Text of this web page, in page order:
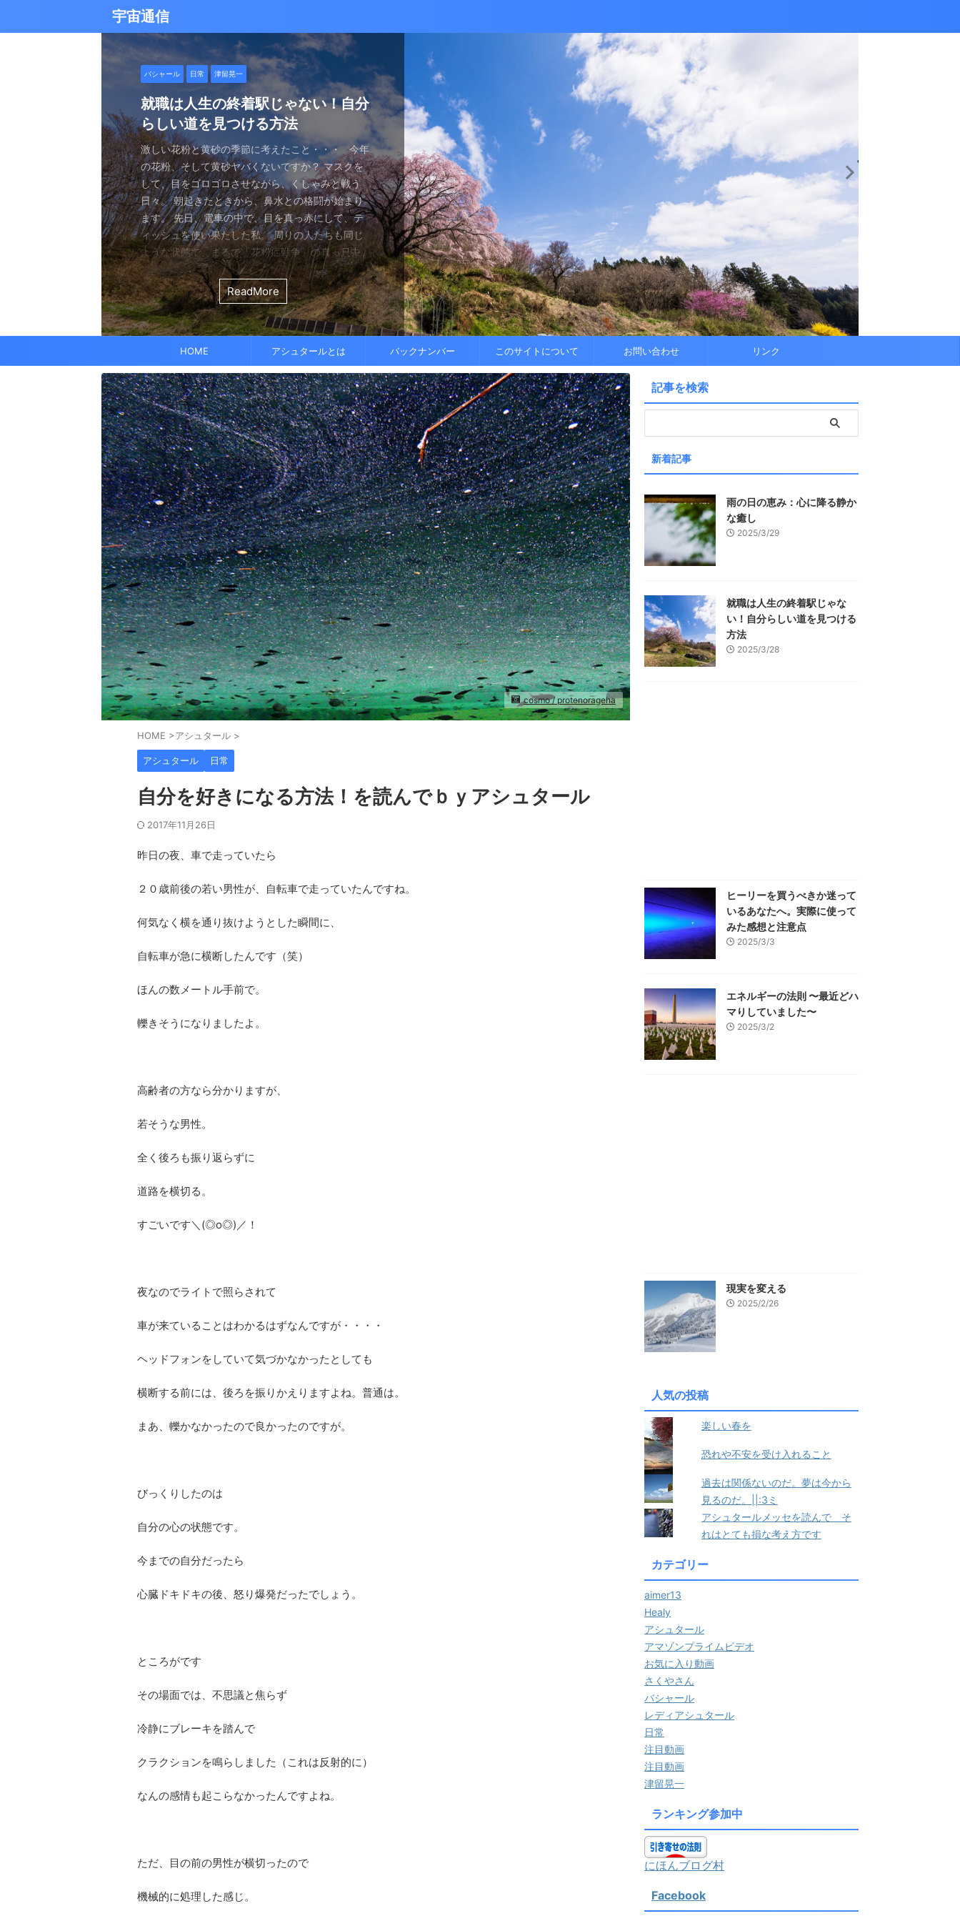
宇宙通信
日常 津留晃一
雨の日の恵み：心に降る静かな癒し
雨の音を聞いたことはありますか？ 窓ガラスを叩
く優しい音、屋根を打つリズミカルな音、 そして
地面に落ちる繊細な音。 それぞれが奏でるハーモ
ニーは、 私たちの心に特別な空間を作り出してく
れます。 雨は大地だけでなく、心も潤す 今日は何
となく、 降り続ける雨を眺めていました。 最初は
予定していた釣りができなくなり、少し残念に思い
ました。 でも、温かいコーヒーを入れ、 窓辺に座
って雨景色を眺めていると、不思議と心が落ち着い
てきたのです。 雨は自然界の浄化装置です。 土埃
を洗い流し、植物に命の水を与え、空気を清 ...
ReadMore
バシャール 日常 津留晃一
就職は人生の終着駅じゃない！自分
らしい道を見つける方法
激しい花粉と黄砂の季節に考えたこと・・・ 今年
の花粉、そして黄砂ヤバくないですか？ マスクを
して、目をゴロゴロさせながら、くしゃみと戦う
日々。 朝起きたときから、鼻水との格闘が始まり
ます。 先日、電車の中で、目を真っ赤にして、テ
ィッシュを使い果たした私。 周りの人たちも同じ
ような状態で、まるで「花粉症戦争」の真っ只中。
そんな辛い朝、ふと考えました。 この花粉症との
戦いって、進学や就職前の気持ちに似ているな、
と。 先の見えない不安、どうしようもない状況、
でも、どこかで希望を感じる——そんな ...
ReadMore
Healy 日常
ヒーリーを買うべきか迷っているあ
なたへ。実際に使ってみた感想と注
意点
近年、Healy（ヒーリー）という量子波動調整器が
注目を集めています。 私自身もこのデバイスを2年
以上前に購入し、所有しており、 その使用経験を
踏まえて、さらに詳しくお伝えしたいと思います。
Healyの仕組みと機能 Healyは、微弱な電流と周波
数を用いて、 心身のバランスを整えることを目的
としたウェアラブルデバイスです。 専用のアプリ
と連携し、電極を介して身体に微弱な電流を流すこ
とで、 個人の必要とする周波数を分析・適用しま
す。 これにより、エネルギーバランスを整えると
ReadMore
バシャール 日常
エネルギーの法則 〜最近どハマり
していました〜
最近、めちゃくちゃYouTubeやSNSを見ていたの
ですが、 気づいたら政治とか社会問題のニュース
ばかり見ていました。 特にトランプの発言やDSの
悪行、財務省解体、１０３万円の壁など・・・・。
別にそれを見て何かが解決できるわけではないの
に、 どんどんハマってしまいました。 なんだか、
自分の心のモヤモヤを代弁してくれる感じがするの
でしょうか？ つい次々と見てしまうのです。 そし
て、気づいたら めちゃくちゃ波動が下がっていま
した！（笑） どうして気づいたのかといえば ...
ReadMore
日常
現実を変える
最近疲れ気味です。 というのも、現実とは何か？
結構悩むんですよね。 自分の理想の姿を考える
と、 今、全然そうなっていない。 地位も名誉もな
い。お金もない。自由もない（笑） でもねぇ、 た
まにそれでもいいわと思える時もあるんです。 そ
んなことは問題じゃなくて、 今ここに生きている
ことだけで幸せという時がある。 それは、どうい
うときかといえば 今ここにいる時 今に集中して、
今を楽しんでいるとき。 先日ワカサギ釣りに行き
ました。 氷に穴をあけて糸を垂らすやつ。 &nb ...
ReadMore
日常
今、ここにいること
２０２５年あけましておめでとうございます。 今
年もよろしくお願い致します。 とはいえ、近年お
正月という感覚はありませんね。 いつの間にか年
が明けて、 いつの間にか過ぎ去っていく。 なんて
書くと、新年から暗いかな（笑） まあ、それだけ
歳をとったということでしょう。 昨年末は結構忙
しくてきつかったのですが、 年始は暇。 暇になる
と思うことはありますよね。 自分は今ここを生き
ているのか？ 我々の現実は今ここだけなのです
が、 未来を見ちゃったり、過去を悔んだり &nbsp
...
ReadMore
Healy 日常 津留晃一
もしかしてだけどHealy（量子波動
調整器）のせいなの？
ちょっと前に 最近ヒーリー（Healy）つかってない
なー みたいなブログを書いたと思います。 Healy
とは Healyはドイツで研究開発され、製造された最
新の人工知能を利用した 健康をサポートする製品
です。 弱い電気パルスを使用して体をよりバラン
スのとれた状態にする、 周波数応用のアイデアに
基づいて設計された小型の電子デバイスです。 細
胞レベルで人体を調整し、健康的な生活をサポート
します。 そうなんです。 あんまり使っていませ
ん。 というのも しばらく意欲というか、やる気が
なくて だらだら ...
ReadMore
日常
iPad 第10世代買いました
アマゾンのブラックフライデー Ipadが安くなって
いましたね。 ということで第１０世代（無印）購
入してしまいました。 これで今まで使っていた
ipad Pro(初代）とはおさらばです。 特に困ってい
たわけでもなく、iPad自体はほとんど使っていなか
ったので 変えなくても良かったのですが、 気分で
す（笑） こういうの重要ですよね。 気分が乗った
からやるというノリ。 実際変えてみてUSBーC端
子はすごくいい。 Lightningの呪縛から解放される
のだけでも めちゃくちゃいい。 &n ...
ReadMore
Healy 日常
久し振りにHealy（ヒーリー）量子
波動調整器について
久しぶりにHealy（ヒーリー）量子波動調整器につ
いて触れてみる。 こちら小さい割には結構高いデ
バイスです。 買う時も結構迷いました。 でもねぇ
やっぱり限られた人生 波動を良くして豊かな人生
を送りたいじゃないですか。 だから、多少の投資
は仕方ないし 試してみないとわからないと購入し
ました。 それでです。 一年ぐらいはほどほどに使
っていたのはいたのですが、 やはり実感がね。 良
くなっているという実感が乏しい。 これ、たぶん
宗教と同じで 一人でやっているからだと思う。 近
くに何人か使っている人がいれば、 体 ...
ReadMore
日常
大谷さんの通訳、水原さんの解雇に
思う
ちょっとびっくりしました。 多分今、かなり有名
な通訳だと思う水原さんが解雇されたようです。
それも違法賭博か・・・ 違法かどうかは別として
賭博が原因で解雇とは・・・ とってもつらい。 自
分は特に野球が好きとか 大谷さんが好きというな
わけではないし、 水原さんに思い入れがあるわけ
でもない。 でもねえ・・・ 今の水原さんの気持ち
を考えるとなんかつらい。 というのも、多額の借
金を背負いながら 何とかしたいと日々思いながら
一生懸命仕事していたわけでしょ。 ...
ReadMore
HOME アシュタールとは バックナンバー このサイトについて お問い合わせ リンク
cosmo / protenorageha
HOME >アシュタール >
アシュタール 日常
自分を好きになる方法！を読んでｂｙアシュタール
2017年11月26日
昨日の夜、車で走っていたら
２０歳前後の若い男性が、自転車で走っていたんですね。
何気なく横を通り抜けようとした瞬間に、
自転車が急に横断したんです（笑）
ほんの数メートル手前で。
轢きそうになりましたよ。
高齢者の方なら分かりますが、
若そうな男性。
全く後ろも振り返らずに
道路を横切る。
すごいです＼(◎o◎)／！
夜なのでライトで照らされて
車が来ていることはわかるはずなんですが・・・・
ヘッドフォンをしていて気づかなかったとしても
横断する前には、後ろを振りかえりますよね。普通は。
まあ、轢かなかったので良かったのですが。
びっくりしたのは
自分の心の状態です。
今までの自分だったら
心臓ドキドキの後、怒り爆発だったでしょう。
ところがです
その場面では、不思議と焦らず
冷静にブレーキを踏んで
クラクションを鳴らしました（これは反射的に）
なんの感情も起こらなかったんですよね。
ただ、目の前の男性が横切ったので
機械的に処理した感じ。
記事を検索
新着記事
雨の日の恵み：心に降る静か
な癒し
2025/3/29
就職は人生の終着駅じゃな
い！自分らしい道を見つける
方法
2025/3/28
ヒーリーを買うべきか迷って
いるあなたへ。実際に使って
みた感想と注意点
2025/3/3
エネルギーの法則 〜最近どハ
マりしていました〜
2025/3/2
現実を変える
2025/2/26
人気の投稿
楽しい春を
恐れや不安を受け入れること
過去は関係ないのだ。夢は今から
見るのだ。||:3ミ
アシュタールメッセを読んで そ
れはとても損な考え方です
カテゴリー
aimer13
Healy
アシュタール
アマゾンプライムビデオ
お気に入り動画
さくやさん
バシャール
レディアシュタール
日常
注目動画
注目動画
津留晃一
ランキング参加中
にほんブログ村
Facebook